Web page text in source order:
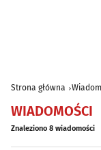
Strona główna
WIADOMOŚCI
Znaleziono 8 wiadomości